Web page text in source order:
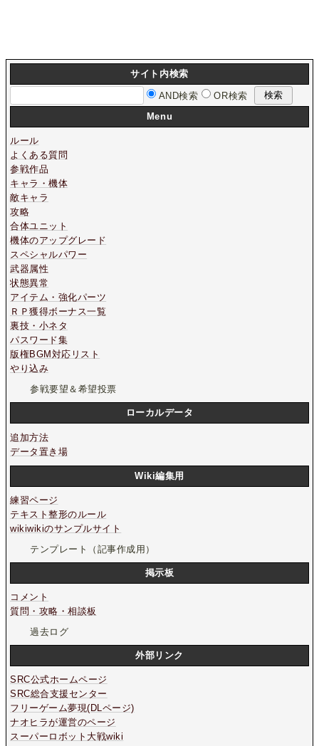
サイト内検索
AND検索
OR検索
Menu
ルール
よくある質問
参戦作品
キャラ・機体
敵キャラ
攻略
合体ユニット
機体のアップグレード
スペシャルパワー
武器属性
状態異常
アイテム・強化パーツ
ＲＰ獲得ボーナス一覧
裏技・小ネタ
パスワード集
版権BGM対応リスト
やり込み
参戦要望＆希望投票
ローカルデータ
追加方法
データ置き場
Wiki編集用
練習ページ
テキスト整形のルール
wikiwikiのサンプルサイト
テンプレート（記事作成用）
掲示板
コメント
質問・攻略・相談板
過去ログ
外部リンク
SRC公式ホームページ
SRC総合支援センター
フリーゲーム夢現(DLページ)
ナオヒラが運営のページ
スーパーロボット大戦wiki